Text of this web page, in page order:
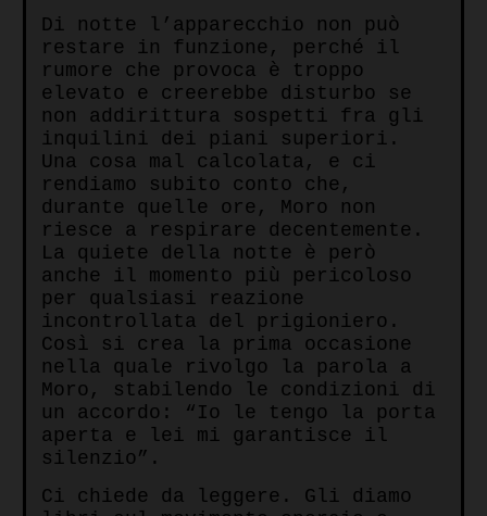
Di notte l’apparecchio non può
restare in funzione, perché il
rumore che provoca è troppo
elevato e creerebbe disturbo se
non addirittura sospetti fra gli
inquilini dei piani superiori.
Una cosa mal calcolata, e ci
rendiamo subito conto che,
durante quelle ore, Moro non
riesce a respirare decentemente.
La quiete della notte è però
anche il momento più pericoloso
per qualsiasi reazione
incontrollata del prigioniero.
Così si crea la prima occasione
nella quale rivolgo la parola a
Moro, stabilendo le condizioni di
un accordo: “Io le tengo la porta
aperta e lei mi garantisce il
silenzio”.
Ci chiede da leggere. Gli diamo